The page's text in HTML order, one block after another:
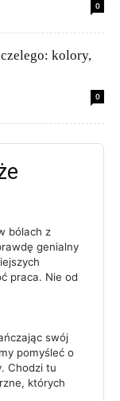
0
kolory,
0
bólach z
genialny
praca. Nie od
swój
pomyśleć o
Chodzi tu
których